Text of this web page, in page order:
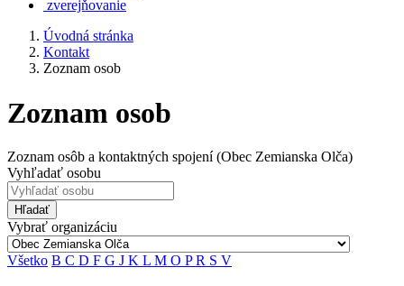
zverejňovanie
Úvodná stránka
Kontakt
Zoznam osob
Zoznam osob
Zoznam osôb a kontaktných spojení (Obec Zemianska Olča)
Vyhľadať osobu
Hľadať
Vybrať organizáciu
Všetko B C D F G J K L M O PR S V